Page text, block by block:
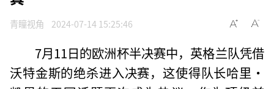
青瞳视角 2024-07-14 15:25:46
7月11日的欧洲杯半决赛中，英格兰队凭借
沃特金斯的绝杀进入决赛，这使得队长哈里·